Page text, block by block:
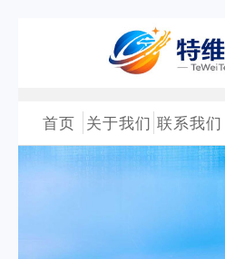
首页 关于我们 联系我们